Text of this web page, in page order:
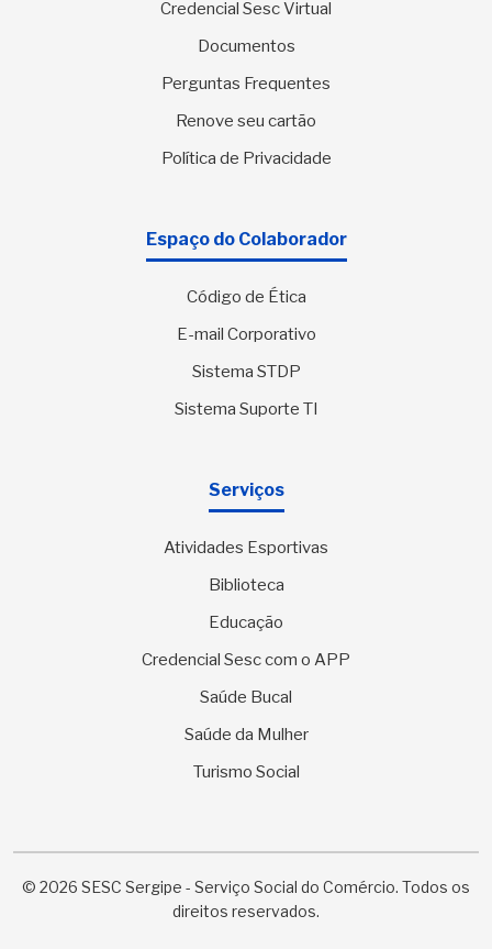
Credencial Sesc Virtual
Documentos
Perguntas Frequentes
Renove seu cartão
Política de Privacidade
Espaço do Colaborador
Código de Ética
E-mail Corporativo
Sistema STDP
Sistema Suporte TI
Serviços
Atividades Esportivas
Biblioteca
Educação
Credencial Sesc com o APP
Saúde Bucal
Saúde da Mulher
Turismo Social
© 2026 SESC Sergipe - Serviço Social do Comércio. Todos os
direitos reservados.